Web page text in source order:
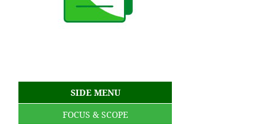
SIDE MENU
FOCUS & SCOPE